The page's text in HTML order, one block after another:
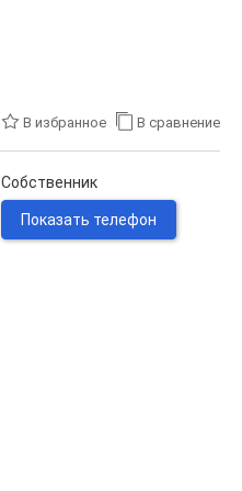
В избранное В сравнение
Собственник
Показать телефон